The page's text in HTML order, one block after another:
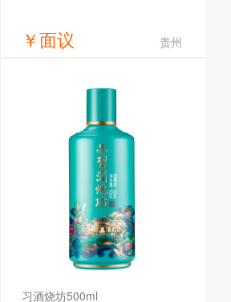
￥面议 贵州
习酒烧坊500ml